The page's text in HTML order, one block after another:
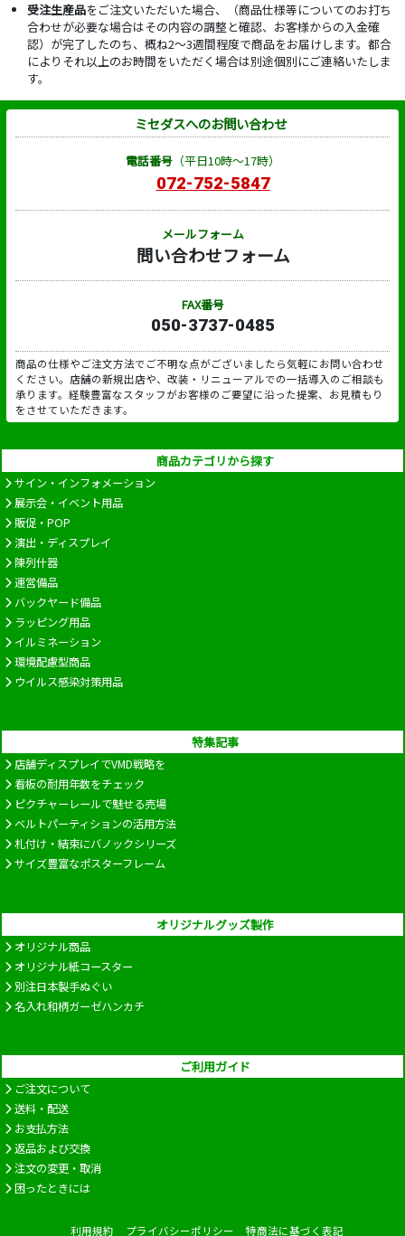
受注生産品をご注文いただいた場合、（商品仕様等についてのお打ち
合わせが必要な場合はその内容の調整と確認、お客様からの入金確
認）が完了したのち、概ね2～3週間程度で商品をお届けします。都合
によりそれ以上のお時間をいただく場合は別途個別にご連絡いたしま
す。
ミセダスへのお問い合わせ
電話番号（平日10時～17時）
072-752-5847
メールフォーム
問い合わせフォーム
FAX番号
050-3737-0485
商品の仕様やご注文方法でご不明な点がございましたら気軽にお問い合わせ
ください。店舗の新規出店や、改装・リニューアルでの一括導入のご相談も
承ります。経験豊富なスタッフがお客様のご要望に沿った提案、お見積もり
をさせていただきます。
商品カテゴリから探す
サイン・インフォメーション
展示会・イベント用品
販促・POP
演出・ディスプレイ
陳列什器
運営備品
バックヤード備品
ラッピング用品
イルミネーション
環境配慮型商品
ウイルス感染対策用品
特集記事
店舗ディスプレイでVMD戦略を
看板の耐用年数をチェック
ピクチャーレールで魅せる売場
ベルトパーティションの活用方法
札付け・結束にバノックシリーズ
サイズ豊富なポスターフレーム
オリジナルグッズ製作
オリジナル商品
オリジナル紙コースター
別注日本製手ぬぐい
名入れ和柄ガーゼハンカチ
ご利用ガイド
ご注文について
送料・配送
お支払方法
返品および交換
注文の変更・取消
困ったときには
利用規約 プライバシーポリシー 特商法に基づく表記